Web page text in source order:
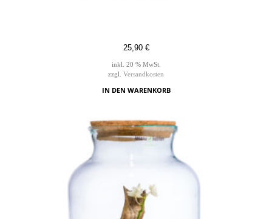
25,90 €
inkl. 20 % MwSt.
zzgl. Versandkosten
IN DEN WARENKORB